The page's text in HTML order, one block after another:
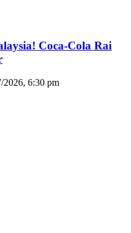
Coca-Cola Rai
2026, 6:30 pm